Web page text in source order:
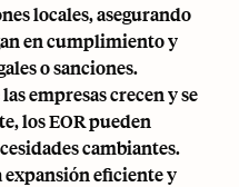
locales, asegurando
en cumplimiento y
o sanciones.
empresas crecen y se
los EOR pueden
cambiantes.
eficiente y